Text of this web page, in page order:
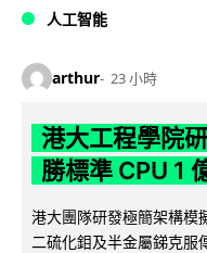
人工智能
arthur 23 小時
港大工程學院
勝標準 CPU 1
港大團隊研發極簡架構模
二硫化鉬及半金屬銻克服